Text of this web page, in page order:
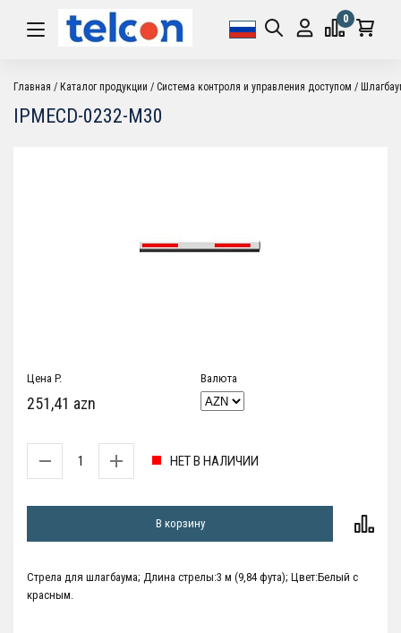
0
Главная Каталог продукции Система контроля и управления доступом
IPMECD-0232-M30
Цена P.
251,41 azn
Валюта
НЕТ В НАЛИЧИИ
В корзину
Стрела для шлагбаума; Длина стрелы:3 м (9,84 фута); Цвет:Белый с
красным.